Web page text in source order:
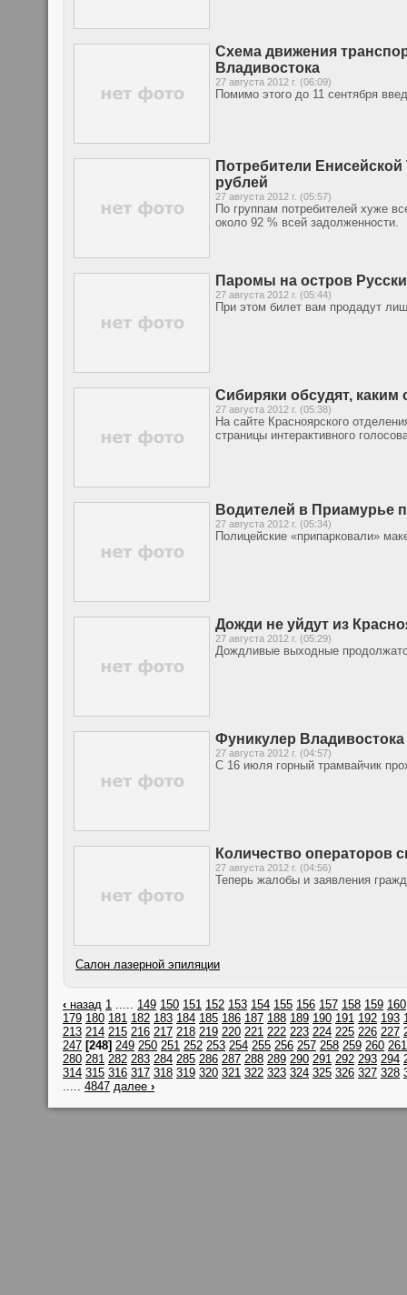
Схема движения
Владивостока
27 августа 2012 г. (06:09)
Помимо этого до 11 сентября
Потребители
рублей
27 августа 2012 г. (05:57)
По группам потребителей хуже
около 92 % всей задолженности.
Паромы на остров
27 августа 2012 г. (05:44)
При этом билет вам продадут
Сибиряки обсудят, каким
27 августа 2012 г. (05:38)
На сайте Красноярского
страницы интерактивного
Водителей в Приамурье
27 августа 2012 г. (05:34)
Полицейские «припарковали»
Дожди не уйдут из
27 августа 2012 г. (05:29)
Дождливые выходные
Фуникулер
27 августа 2012 г. (04:57)
С 16 июля горный трамвайчик
Количество операторов
27 августа 2012 г. (04:56)
Теперь жалобы и заявления
Салон лазерной эпиляции
‹ назад 1 ..... 149 150 151 152 153 154 155 156 157 158 159 160
179 180 181 182 183 184 185 186 187 188 189 190 191 192 193
213 214 215 216 217 218 219 220 221 222 223 224 225 226 227
247 [248] 249 250 251 252 253 254 255 256 257 258 259 260 261
280 281 282 283 284 285 286 287 288 289 290 291 292 293 294
314 315 316 317 318 319 320 321 322 323 324 325 326 327 328
..... 4847 далее ›